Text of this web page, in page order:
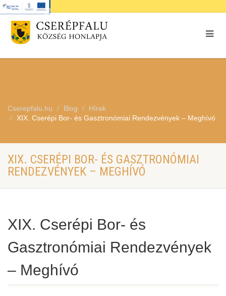
Cserepfalu.hu Blog
Hírek
XIX. Cserépi Bor- és Gasztronómiai Rendezvények – Meghívó
XIX. CSERÉPI BOR- ÉS GASZTRONÓMIAI
RENDEZVÉNYEK – MEGHÍVÓ
XIX. Cserépi Bor- és
Gasztronómiai Rendezvények
– Meghívó